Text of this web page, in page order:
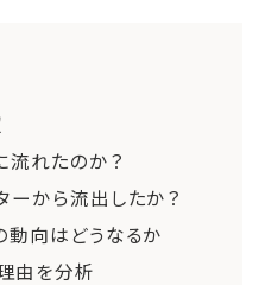
流れたのか？
ーから流出したか？
動向はどうなるか
由を分析